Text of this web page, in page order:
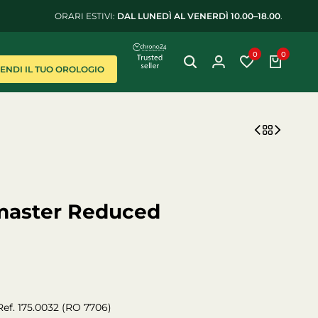
ORARI ESTIVI: DAL LUNEDÌ AL VENERDÌ 10.00–18.00.
VENDI IL TUO OROLOGIO
0 0
Reduced
175.0032 (RO 7706)